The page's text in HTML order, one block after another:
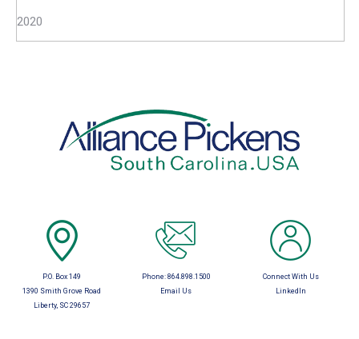
2020
P.O. Box 149
1390 Smith Grove Road
Liberty, SC 29657
Phone: 864.898.1500
Email Us
Connect With Us
LinkedIn